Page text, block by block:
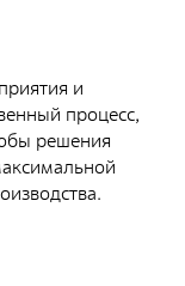
и
процесс,
решения
по